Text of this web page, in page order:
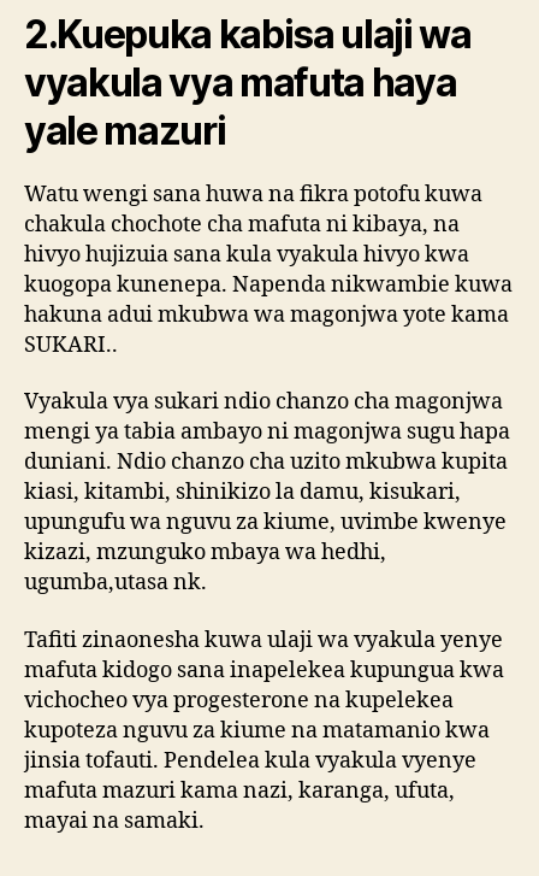
2.Kuepuka kabisa ulaji wa
vyakula vya mafuta haya
yale mazuri
Watu wengi sana huwa na fikra potofu kuwa
chakula chochote cha mafuta ni kibaya, na
hivyo hujizuia sana kula vyakula hivyo kwa
kuogopa kunenepa. Napenda nikwambie kuwa
hakuna adui mkubwa wa magonjwa yote kama
SUKARI..
Vyakula vya sukari ndio chanzo cha magonjwa
mengi ya tabia ambayo ni magonjwa sugu hapa
duniani. Ndio chanzo cha uzito mkubwa kupita
kiasi, kitambi, shinikizo la damu, kisukari,
upungufu wa nguvu za kiume, uvimbe kwenye
kizazi, mzunguko mbaya wa hedhi,
ugumba,utasa nk.
Tafiti zinaonesha kuwa ulaji wa vyakula yenye
mafuta kidogo sana inapelekea kupungua kwa
vichocheo vya progesterone na kupelekea
kupoteza nguvu za kiume na matamanio kwa
jinsia tofauti. Pendelea kula vyakula vyenye
mafuta mazuri kama nazi, karanga, ufuta,
mayai na samaki.